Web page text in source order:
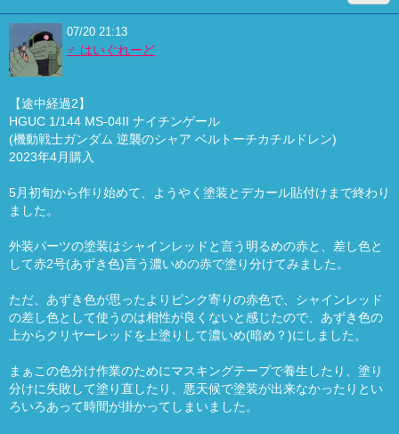
07/20 21:13
♂ はいぐれーど
【途中経過2】
HGUC 1/144 MS-04II ナイチンゲール
(機動戦士ガンダム 逆襲のシャア ベルトーチカチルドレン)
2023年4月購入
5月初旬から作り始めて、ようやく塗装とデカール貼付けまで終わり
ました。
外装パーツの塗装はシャインレッドと言う明るめの赤と、差し色と
して赤2号(あずき色)言う濃いめの赤で塗り分けてみました。
ただ、あずき色が思ったよりピンク寄りの赤色で、シャインレッド
の差し色として使うのは相性が良くないと感じたので、あずき色の
上からクリヤーレッドを上塗りして濃いめ(暗め？)にしました。
まぁこの色分け作業のためにマスキングテープで養生したり、塗り
分けに失敗して塗り直したり、悪天候で塗装が出来なかったりとい
ろいろあって時間が掛かってしまいました。